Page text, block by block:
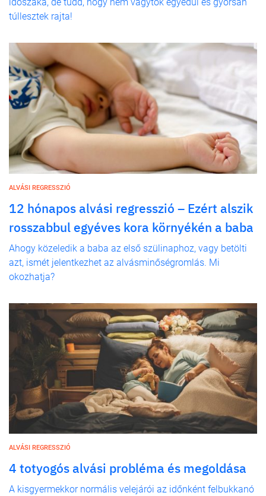
időszaka, de tudd, hogy nem vagytok egyedül és gyorsan
túllesztek rajta!
ALVÁSI REGRESSZIÓ
12 hónapos alvási regresszió – Ezért alszik
rosszabbul egyéves kora környékén a baba
Ahogy közeledik a baba az első szülinaphoz, vagy betölti
azt, ismét jelentkezhet az alvásminőségromlás. Mi
okozhatja?
ALVÁSI REGRESSZIÓ
4 totyogós alvási probléma és megoldása
A kisgyermekkor normális velejárói az időnként felbukkanó